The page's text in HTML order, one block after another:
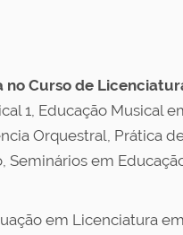
Curso de
1, Educação Musical
Orquestral, Prática
Seminários em
em Licenciatura em